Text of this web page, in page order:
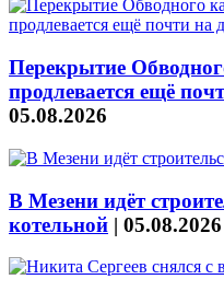
Перекрытие
продлевается ещё
05.08.2026
В Мезени идёт
котельной | 05.08.2026